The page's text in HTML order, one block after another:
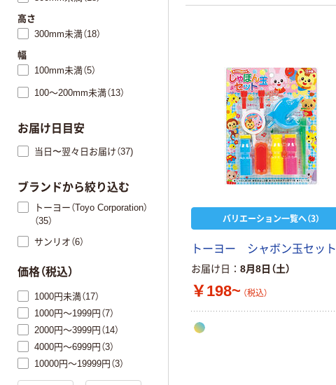
バリエーション一覧へ（3）
トーヨー シャボン玉セット
お届け日 8月8日（土）
￥198~ （税込）
高さ
300mm未満（18）
幅
100mm未満（5）
100～200mm未満（13）
お届け日目安
当日〜翌々日お届け（37)
ブランドから絞り込む
トーヨー（Toyo Corporation）
（35）
サンリオ（6）
価格（税込）
1000円未満（17）
1000円～1999円（7）
2000円～3999円（14）
4000円～6999円（3）
10000円～19999円（3）